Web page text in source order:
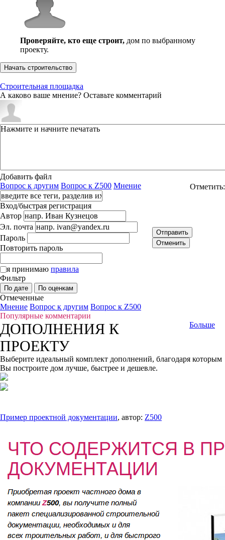
Проверяйте, кто еще строит, дом по выбранному
проекту.
Начать строительство
Строительная площадка
А каково ваше мнение? Оставьте комментарий
Добавить файл
Вопрос к другим Вопрос к Z500 Мнение Отметить:
Вход/быстрая регистрация
Автор
Эл. почта
Пароль
Повторить пароль
я принимаю правила
Отправить
Отменить
Фильтр
По дате По оценкам
Отмеченные
Мнение Вопрос к другим Вопрос к Z500
Популярные комментарии
Больше
ДОПОЛНЕНИЯ К
ПРОЕКТУ
Выберите идеальный комплект дополнений, благодаря которым
Вы построите дом лучше, быстрее и дешевле.
Пример проектной документации, автор: Z500